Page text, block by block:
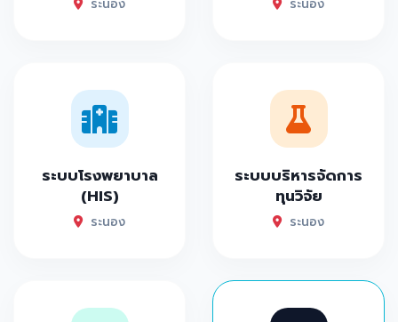
ระนอง ระนอง
ระบบโรงพยาบาล
(HIS)
ระนอง
ระบบบริหารจัดการ
ทุนวิจัย
ระนอง